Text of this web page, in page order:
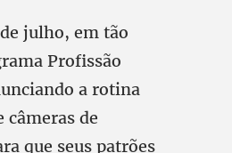
julho, em tão
Profissão
a rotina
câmeras de
que seus patrões